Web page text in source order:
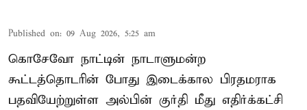
Published on: 09 Aug 2026, 5:25 am
கொசேவோ நாட்டின் நாடாளுமன்ற
கூட்டத்தொடரின் போது இடைக்கால பிரதமராக
பதவியேற்றுள்ள அல்பின் குர்தி மீது எதிர்க்கட்சி